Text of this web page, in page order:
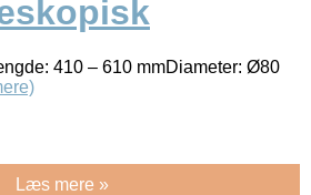
410 – 610 mmDiameter: Ø80
Læs mere »